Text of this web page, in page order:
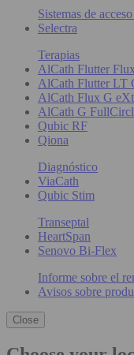
Sistemas de
Selectra
Terapias
AlCath Flutter
AlCath Flutter LT
AlCath Flux G
AlCath G
Qubic RF
Qiona
Diagnóstico
ViaCath
Qubic Stim
Transeptal
HeartSpan
Senovo Bi-Flex
Informe sobre el
Avisos sobre
Close